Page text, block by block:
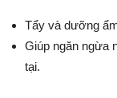
Tẩy và dưỡng
Giúp ngăn ngừa
tại.